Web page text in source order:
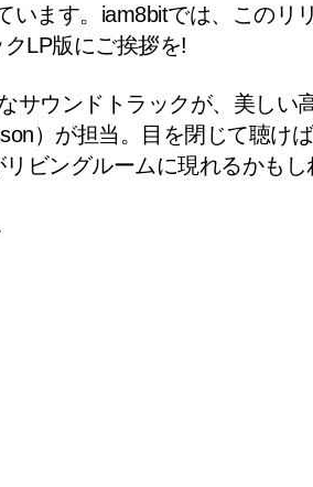
ます。iam8bitでは、このリ
LP版にご挨拶を!
サウンドトラックが、美しい
）が担当。目を閉じて聴け
ビングルームに現れるかもし